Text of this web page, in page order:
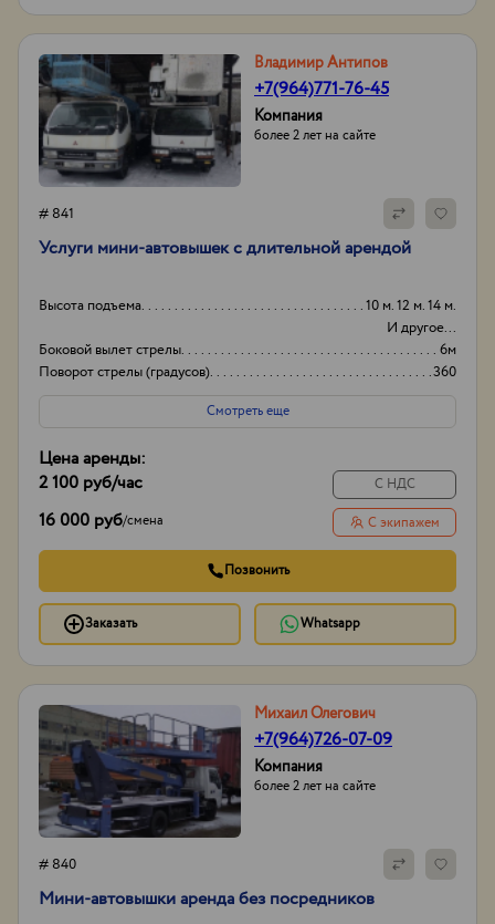
Владимир Антипов
+7(964)771-76-45
Компания
более 2 лет на сайте
# 841
Услуги мини-автовышек с длительной арендой
Высота подъема
10 м. 12 м. 14 м.
И другое...
Боковой вылет стрелы
6м
Поворот стрелы (градусов)
360
Грузоподьемность корзины:
200кг
Смотреть еще
Цена аренды:
2 100 руб/час
16 000 руб/смена
С НДС
С экипажем
Позвонить
Заказать Whatsapp
Михаил Олегович
+7(964)726-07-09
Компания
более 2 лет на сайте
# 840
Мини-автовышки аренда без посредников